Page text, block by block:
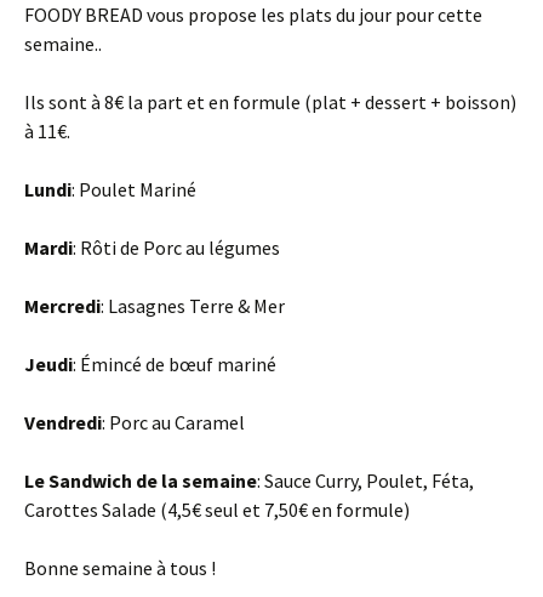
FOODY BREAD vous propose les plats du jour pour cette
semaine..
Ils sont à 8€ la part et en formule (plat + dessert + boisson)
à 11€.
Lundi: Poulet Mariné
Mardi: Rôti de Porc au légumes
Mercredi: Lasagnes Terre & Mer
Jeudi: Émincé de bœuf mariné
Vendredi: Porc au Caramel
Le Sandwich de la semaine: Sauce Curry, Poulet, Féta,
Carottes Salade (4,5€ seul et 7,50€ en formule)
Bonne semaine à tous !